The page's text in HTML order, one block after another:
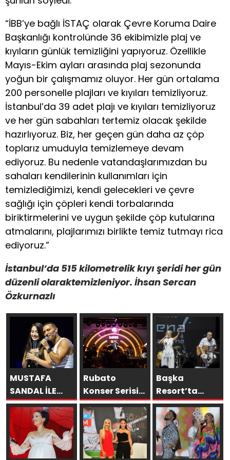
“İBB’ye bağlı İSTAÇ olarak Çevre Koruma Daire
Başkanlığı kontrolünde 36 ekibimizle plaj ve
kıyıların günlük temizliğini yapıyoruz. Özellikle
Mayıs-Ekim ayları arasında plaj sezonunda
yoğun bir çalışmamız oluyor. Her gün ortalama
200 personelle plajları ve kıyıları temizliyoruz.
İstanbul’da 39 adet plajı ve kıyıları temizliyoruz
ve her gün sabahları tertemiz olacak şekilde
hazırlıyoruz. Biz, her geçen gün daha az çöp
toplarız umuduyla temizlemeye devam
ediyoruz. Bu nedenle vatandaşlarımızdan bu
sahaları kendilerinin kullanımları için
temizlediğimizi, kendi gelecekleri ve çevre
sağlığı için çöpleri kendi torbalarında
biriktirmelerini ve uygun şekilde çöp kutularına
atmalarını, plajlarımızı birlikte temiz tutmayı rica
ediyoruz.”
İstanbul’da 515 kilometrelik kıyı şeridi her gün
düzenli olaraktemizleniyor. İhsan Sercan
Özkurnazlı
MUSTAFA
SANDAL İLE
AYNI SAHNEDE
PARLADI:
AFRA’YA
HARBİYE’DE
BÜYÜK ALKIŞ
Rubato
Konser Serisi
Müzikseverlerle
Buluşmaya
Devam Ediyor
Başka
Resort’ta
Unutulmaz
Gece Özülkü
Çifti
Bodrum’u
Büyüledi